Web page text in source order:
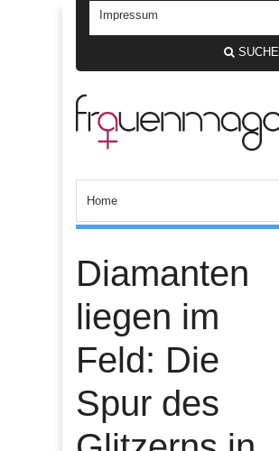
SUCHE
Diamanten
liegen im
Feld: Die
Spur des